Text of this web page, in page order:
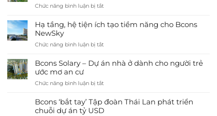
Chức năng bình luận bị tắtở
Center
City
Giải
An
Đầy
Đủ
Hạ tầng, hệ tiện ích tạo tiềm năng cho Bcons
NewSky
Chức năng bình luận bị tắtở
tầng,
ích
tiềm
năng
Bcons Solary – Dự án nhà ở dành cho người trẻ
ước mơ an cư
Chức năng bình luận bị tắtở
Solary
–
Bcons ‘bắt tay’ Tập đoàn Thái Lan phát triển
chuỗi dự án tỷ USD